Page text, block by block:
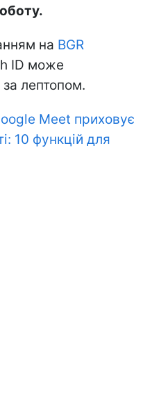
на BGR
ID може
за лептопом.
Meet приховує
10 функцій для